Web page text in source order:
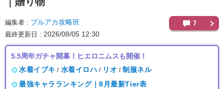
編集者 ブルアカ攻略班
最終更新日 2026/08/05 12:30
7
5.5周年ガチャ開幕！ヒエロニムスも開催！
水着イブキ / 水着イロハ / リオ / 制服ネル
最強キャラランキング｜8月最新Tier表